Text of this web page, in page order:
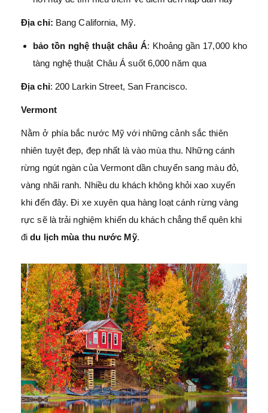
Địa chỉ: Bang California, Mỹ.
bảo tồn nghệ thuật châu Á: Khoảng gần 17,000 kho
tàng nghệ thuật Châu Á suốt 6,000 năm qua
Địa chỉ: 200 Larkin Street, San Francisco.
Vermont
Nằm ở phía bắc nước Mỹ với những cảnh sắc thiên
nhiên tuyệt đẹp, đẹp nhất là vào mùa thu. Những cánh
rừng ngút ngàn của Vermont dần chuyển sang màu đỏ,
vàng nhãi ranh. Nhiều du khách không khỏi xao xuyến
khi đến đây. Đi xe xuyên qua hàng loạt cánh rừng vàng
rực sẽ là trải nghiệm khiến du khách chẳng thể quên khi
đi du lịch mùa thu nước Mỹ.